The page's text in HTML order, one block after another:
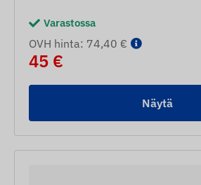
Varastossa
OVH hinta: 74,40 €
45 €
Näytä